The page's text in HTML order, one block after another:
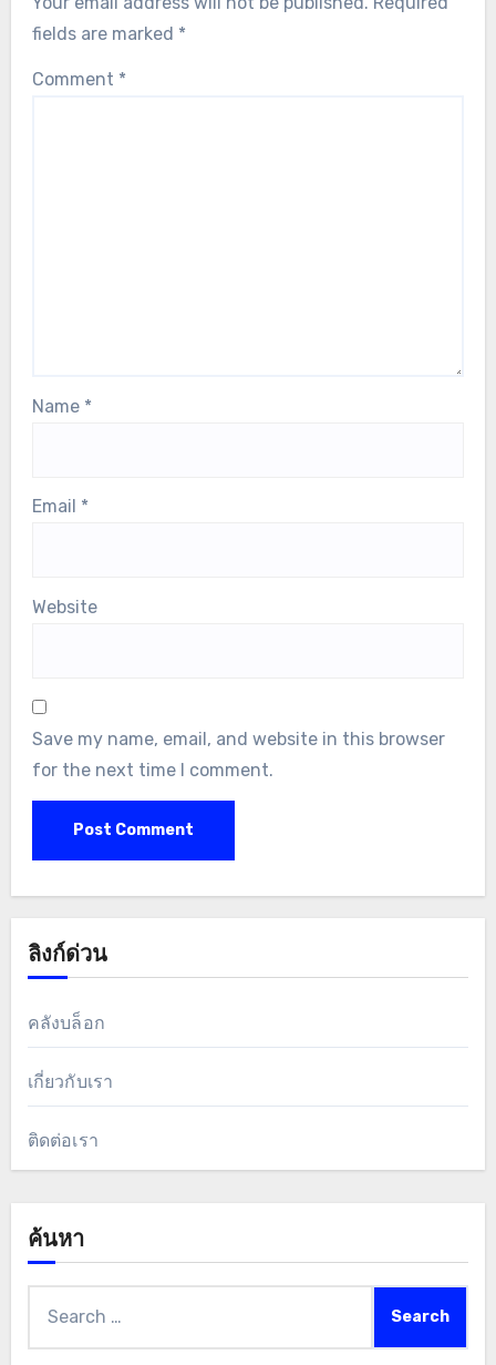
fields are marked *
Comment *
Name *
Email *
Website
Save my name, email, and website in this browser
for the next time I comment.
ลิงก์ด่วน
คลังบล็อก
เกี่ยวกับเรา
ติดต่อเรา
ค้นหา
for: